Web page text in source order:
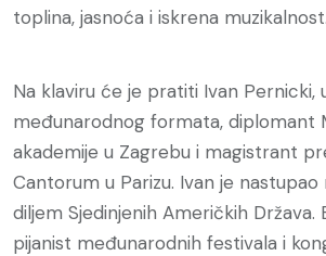
toplina, jasnoća i iskrena muzikalnost.
Na klaviru će je pratiti Ivan Pernicki,
međunarodnog formata, diplomant
akademije u Zagrebu i magistrant
Cantorum u Parizu. Ivan je nastupao
diljem Sjedinjenih Američkih Država.
pijanist međunarodnih festivala i